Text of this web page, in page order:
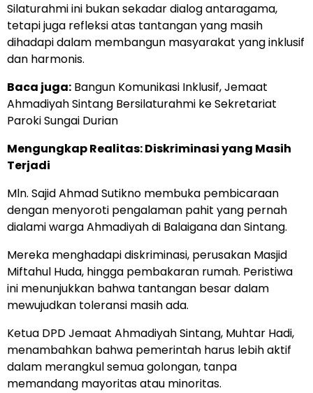
Silaturahmi ini bukan sekadar dialog antaragama,
tetapi juga refleksi atas tantangan yang masih
dihadapi dalam membangun masyarakat yang inklusif
dan harmonis.
Baca juga: Bangun Komunikasi Inklusif, Jemaat
Ahmadiyah Sintang Bersilaturahmi ke Sekretariat
Paroki Sungai Durian
Mengungkap Realitas: Diskriminasi yang Masih
Terjadi
Mln. Sajid Ahmad Sutikno membuka pembicaraan
dengan menyoroti pengalaman pahit yang pernah
dialami warga Ahmadiyah di Balaigana dan Sintang.
Mereka menghadapi diskriminasi, perusakan Masjid
Miftahul Huda, hingga pembakaran rumah. Peristiwa
ini menunjukkan bahwa tantangan besar dalam
mewujudkan toleransi masih ada.
Ketua DPD Jemaat Ahmadiyah Sintang, Muhtar Hadi,
menambahkan bahwa pemerintah harus lebih aktif
dalam merangkul semua golongan, tanpa
memandang mayoritas atau minoritas.